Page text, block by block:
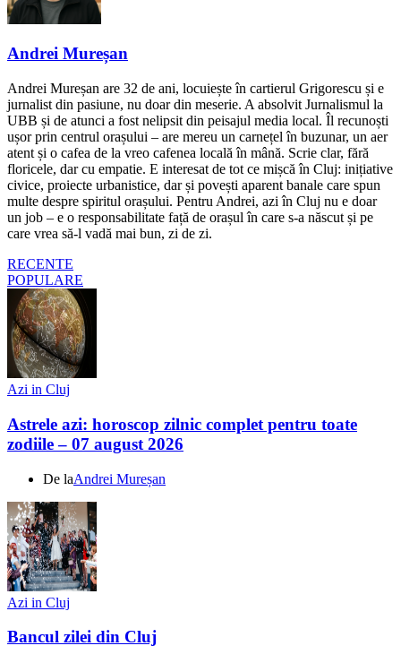
Andrei Mureșan
Andrei Mureșan are 32 de ani, locuiește în cartierul Grigorescu și e
jurnalist din pasiune, nu doar din meserie. A absolvit Jurnalismul la
UBB și de atunci a fost nelipsit din peisajul media local. Îl recunoști
ușor prin centrul orașului – are mereu un carnețel în buzunar, un aer
atent și o cafea de la vreo cafenea locală în mână. Scrie clar, fără
floricele, dar cu empatie. E interesat de tot ce mișcă în Cluj: inițiative
civice, proiecte urbanistice, dar și povești aparent banale care spun
multe despre spiritul orașului. Pentru Andrei, azi în Cluj nu e doar
un job – e o responsabilitate față de orașul în care s-a născut și pe
care vrea să-l vadă mai bun, zi de zi.
RECENTE
POPULARE
Azi in Cluj
Astrele azi: horoscop zilnic complet pentru toate
zodiile – 07 august 2026
De laAndrei Mureșan
Azi in Cluj
Bancul zilei din Cluj